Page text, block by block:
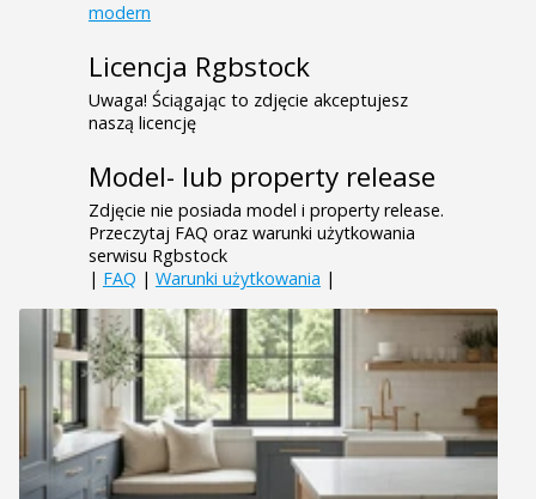
modern
Licencja Rgbstock
Uwaga! Ściągając to zdjęcie akceptujesz
naszą licencję
Model- lub property release
Zdjęcie nie posiada model i property release.
Przeczytaj FAQ oraz warunki użytkowania
serwisu Rgbstock
| FAQ | Warunki użytkowania |